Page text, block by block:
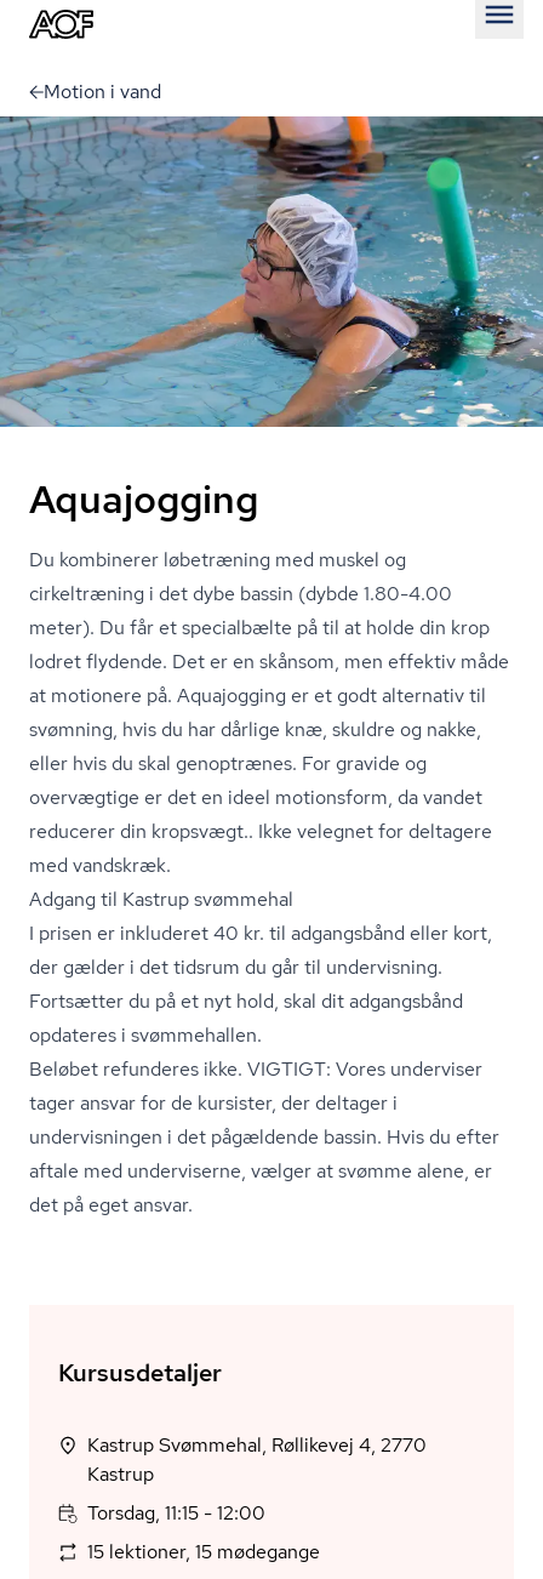
Motion i vand
Aquajogging
Du kombinerer løbetræning med muskel og
cirkeltræning i det dybe bassin (dybde 1.80-4.00
meter). Du får et specialbælte på til at holde din krop
lodret flydende. Det er en skånsom, men effektiv måde
at motionere på. Aquajogging er et godt alternativ til
svømning, hvis du har dårlige knæ, skuldre og nakke,
eller hvis du skal genoptrænes. For gravide og
overvægtige er det en ideel motionsform, da vandet
reducerer din kropsvægt.. Ikke velegnet for deltagere
med vandskræk.
Adgang til Kastrup svømmehal
I prisen er inkluderet 40 kr. til adgangsbånd eller kort,
der gælder i det tidsrum du går til undervisning.
Fortsætter du på et nyt hold, skal dit adgangsbånd
opdateres i svømmehallen.
Beløbet refunderes ikke. VIGTIGT: Vores underviser
tager ansvar for de kursister, der deltager i
undervisningen i det pågældende bassin. Hvis du efter
aftale med underviserne, vælger at svømme alene, er
det på eget ansvar.
Kursusdetaljer
Kastrup Svømmehal, Røllikevej 4, 2770
Kastrup
Torsdag, 11:15 - 12:00
15 lektioner, 15 mødegange